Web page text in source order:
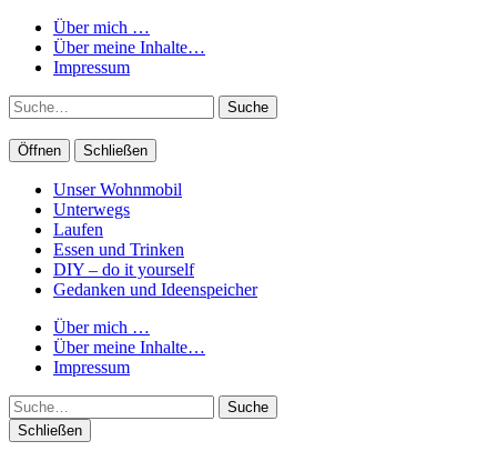
Über mich …
Über meine Inhalte…
Impressum
Suche
Öffnen Schließen
Unser Wohnmobil
Unterwegs
Laufen
Essen und Trinken
DIY – do it yourself
Gedanken und Ideenspeicher
Über mich …
Über meine Inhalte…
Impressum
Suche
Schließen